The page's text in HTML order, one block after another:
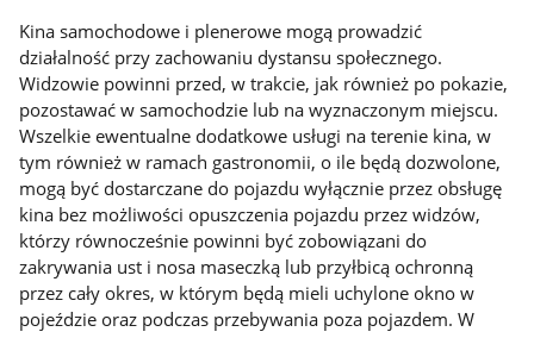
Kina samochodowe i plenerowe mogą prowadzić
działalność przy zachowaniu dystansu społecznego.
Widzowie powinni przed, w trakcie, jak również po pokazie,
pozostawać w samochodzie lub na wyznaczonym miejscu.
Wszelkie ewentualne dodatkowe usługi na terenie kina, w
tym również w ramach gastronomii, o ile będą dozwolone,
mogą być dostarczane do pojazdu wyłącznie przez obsługę
kina bez możliwości opuszczenia pojazdu przez widzów,
którzy równocześnie powinni być zobowiązani do
zakrywania ust i nosa maseczką lub przyłbicą ochronną
przez cały okres, w którym będą mieli uchylone okno w
pojeździe oraz podczas przebywania poza pojazdem. W